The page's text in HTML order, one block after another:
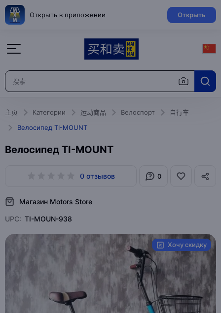
Открыть в приложении Открыть
主页 Категории 运动商品 Велоспорт
自行车
Велосипед TI-MOUNT
Велосипед TI-MOUNT
0 отзывов 0
Магазин Motors Store
UPC: TI-MOUN-938
Хочу скидку